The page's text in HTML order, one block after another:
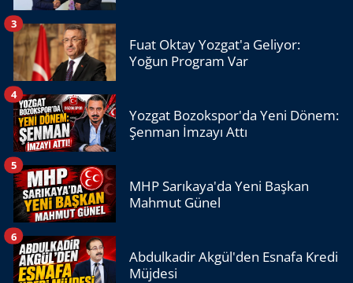
Fuat Oktay Yozgat'a Geliyor:
Yoğun Program Var
3
Yozgat Bozokspor'da Yeni Dönem:
Şenman İmzayı Attı
4
MHP Sarıkaya'da Yeni Başkan
Mahmut Günel
5
Abdulkadir Akgül'den Esnafa Kredi
Müjdesi
6